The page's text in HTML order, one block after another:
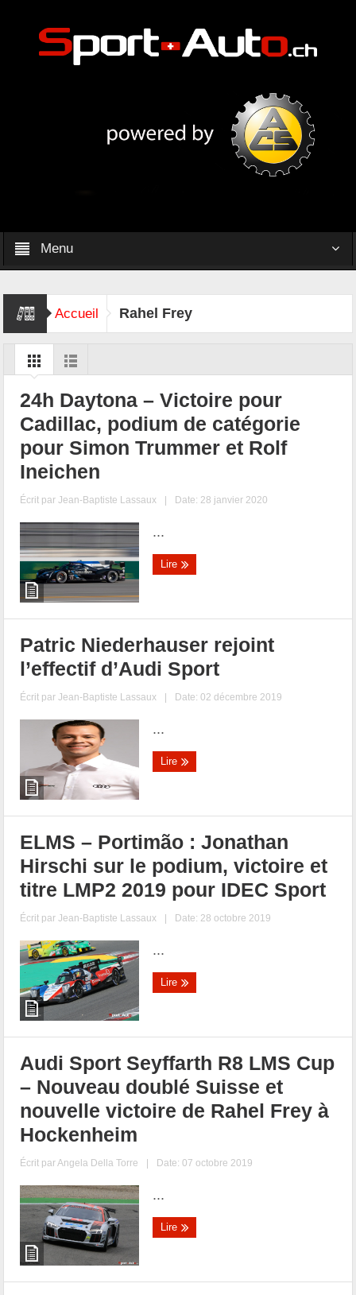
Menu
Accueil Rahel Frey
24h Daytona – Victoire pour
Cadillac, podium de catégorie
pour Simon Trummer et Rolf
Ineichen
Écrit parJean-Baptiste Lassaux | Date: 28 janvier 2020
...
Lire
Patric Niederhauser rejoint
l’effectif d’Audi Sport
Écrit parJean-Baptiste Lassaux | Date: 02 décembre 2019
...
Lire
ELMS – Portimão : Jonathan
Hirschi sur le podium, victoire et
titre LMP2 2019 pour IDEC Sport
Écrit parJean-Baptiste Lassaux | Date: 28 octobre 2019
...
Lire
Audi Sport Seyffarth R8 LMS Cup
– Nouveau doublé Suisse et
nouvelle victoire de Rahel Frey à
Hockenheim
Écrit parAngela Della Torre | Date: 07 octobre 2019
...
Lire